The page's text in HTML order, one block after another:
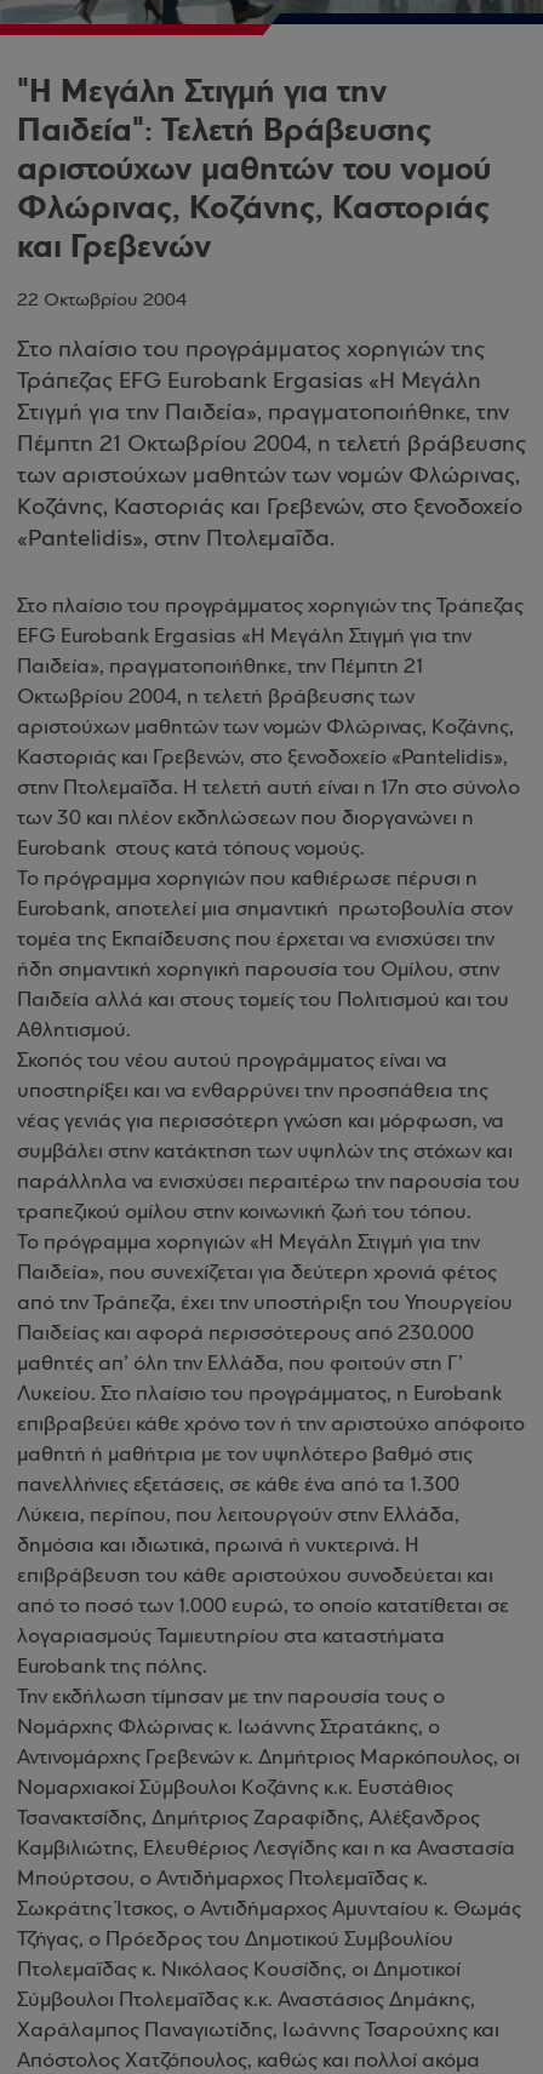
"Η Μεγάλη Στιγμή για την
Παιδεία": Τελετή Βράβευσης
αριστούχων μαθητών του νομού
Φλώρινας, Κοζάνης, Καστοριάς
και Γρεβενών
22 Οκτωβρίου 2004
Στο πλαίσιο του προγράμματος χορηγιών της
Τράπεζας EFG Eurobank Ergasias «Η Μεγάλη
Στιγμή για την Παιδεία», πραγματοποιήθηκε, την
Πέμπτη 21 Οκτωβρίου 2004, η τελετή βράβευσης
των αριστούχων μαθητών των νομών Φλώρινας,
Κοζάνης, Καστοριάς και Γρεβενών, στο ξενοδοχείο
«Pantelidis», στην Πτολεμαΐδα.
Στο πλαίσιο του προγράμματος χορηγιών της Τράπεζας
EFG Eurobank Ergasias «Η Μεγάλη Στιγμή για την
Παιδεία», πραγματοποιήθηκε, την Πέμπτη 21
Οκτωβρίου 2004, η τελετή βράβευσης των
αριστούχων μαθητών των νομών Φλώρινας, Κοζάνης,
Καστοριάς και Γρεβενών, στο ξενοδοχείο «Pantelidis»,
στην Πτολεμαΐδα. Η τελετή αυτή είναι η 17η στο σύνολο
των 30 και πλέον εκδηλώσεων που διοργανώνει η
Eurobank στους κατά τόπους νομούς.
Το πρόγραμμα χορηγιών που καθιέρωσε πέρυσι η
Eurobank, αποτελεί μια σημαντική πρωτοβουλία στον
τομέα της Εκπαίδευσης που έρχεται να ενισχύσει την
ήδη σημαντική χορηγική παρουσία του Ομίλου, στην
Παιδεία αλλά και στους τομείς του Πολιτισμού και του
Αθλητισμού.
Σκοπός του νέου αυτού προγράμματος είναι να
υποστηρίξει και να ενθαρρύνει την προσπάθεια της
νέας γενιάς για περισσότερη γνώση και μόρφωση, να
συμβάλει στην κατάκτηση των υψηλών της στόχων και
παράλληλα να ενισχύσει περαιτέρω την παρουσία του
τραπεζικού ομίλου στην κοινωνική ζωή του τόπου.
Το πρόγραμμα χορηγιών «Η Μεγάλη Στιγμή για την
Παιδεία», που συνεχίζεται για δεύτερη χρονιά φέτος
από την Τράπεζα, έχει την υποστήριξη του Υπουργείου
Παιδείας και αφορά περισσότερους από 230.000
μαθητές απ’ όλη την Ελλάδα, που φοιτούν στη Γ’
Λυκείου. Στο πλαίσιο του προγράμματος, η Eurobank
επιβραβεύει κάθε χρόνο τον ή την αριστούχο απόφοιτο
μαθητή ή μαθήτρια με τον υψηλότερο βαθμό στις
πανελλήνιες εξετάσεις, σε κάθε ένα από τα 1.300
Λύκεια, περίπου, που λειτουργούν στην Ελλάδα,
δημόσια και ιδιωτικά, πρωινά ή νυκτερινά. Η
επιβράβευση του κάθε αριστούχου συνοδεύεται και
από το ποσό των 1.000 ευρώ, το οποίο κατατίθεται σε
λογαριασμούς Ταμιευτηρίου στα καταστήματα
Eurobank της πόλης.
Την εκδήλωση τίμησαν με την παρουσία τους ο
Νομάρχης Φλώρινας κ. Ιωάννης Στρατάκης, ο
Αντινομάρχης Γρεβενών κ. Δημήτριος Μαρκόπουλος, οι
Νομαρχιακοί Σύμβουλοι Κοζάνης κ.κ. Ευστάθιος
Τσανακτσίδης, Δημήτριος Ζαραφίδης, Αλέξανδρος
Καμβιλιώτης, Ελευθέριος Λεσγίδης και η κα Αναστασία
Μπούρτσου, ο Αντιδήμαρχος Πτολεμαΐδας κ.
Σωκράτης Ίτσκος, ο Αντιδήμαρχος Αμυνταίου κ. Θωμάς
Τζήγας, ο Πρόεδρος του Δημοτικού Συμβουλίου
Πτολεμαΐδας κ. Νικόλαος Κουσίδης, οι Δημοτικοί
Σύμβουλοι Πτολεμαΐδας κ.κ. Αναστάσιος Δημάκης,
Χαράλαμπος Παναγιωτίδης, Ιωάννης Τσαρούχης και
Απόστολος Χατζόπουλος, καθώς και πολλοί ακόμα